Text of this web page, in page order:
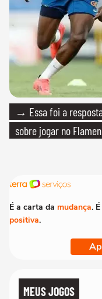
→ Essa foi a
sobre jogar no
É a carta da mudança.
positiva.
MEUS JOGOS